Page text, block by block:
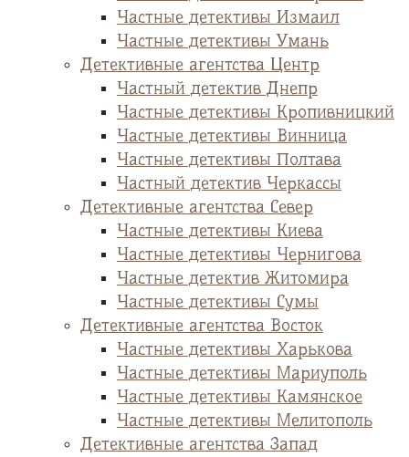
Частные детективы Измаил
Частные детективы Умань
Детективные агентства Центр
Частный детектив Днепр
Частные детективы Кропивницкий
Частные детективы Винница
Частные детективы Полтава
Частный детектив Черкассы
Детективные агентства Север
Частные детективы Киева
Частные детективы Чернигова
Частные детектив Житомира
Частные детективы Сумы
Детективные агентства Восток
Частные детективы Харькова
Частные детективы Мариуполь
Частные детективы Камянское
Частные детективы Мелитополь
Детективные агентства Запад